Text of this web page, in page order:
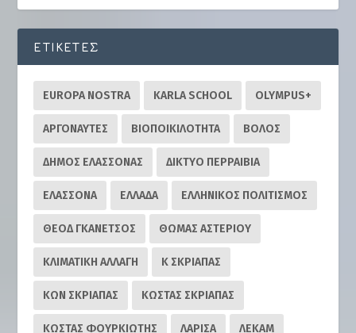
ΕΤΙΚΈΤΕΣ
EUROPA NOSTRA KARLA SCHOOL OLYMPUS+
ΑΡΓΟΝΑΥΤΕΣ ΒΙΟΠΟΙΚΙΛΟΤΗΤΑ ΒΟΛΟΣ
ΔΗΜΟΣ ΕΛΑΣΣΟΝΑΣ ΔΙΚΤΥΟ ΠΕΡΡΑΙΒΙΑ
ΕΛΑΣΣΟΝΑ ΕΛΛΑΔΑ ΕΛΛΗΝΙΚΟΣ ΠΟΛΙΤΙΣΜΟΣ
ΘΕΟΔ ΓΚΑΝΕΤΣΟΣ ΘΩΜΑΣ ΑΣΤΕΡΙΟΥ
ΚΛΙΜΑΤΙΚΗ ΑΛΛΑΓΗ Κ ΣΚΡΙΑΠΑΣ
ΚΩΝ ΣΚΡΙΑΠΑΣ ΚΩΣΤΑΣ ΣΚΡΙΑΠΑΣ
ΚΩΣΤΑΣ ΦΟΥΡΚΙΩΤΗΣ ΛΑΡΙΣΑ ΛΕΚΑΜ